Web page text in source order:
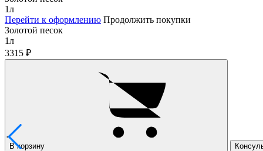
1л
Перейти к оформлению Продолжить покупки
Золотой песок
1л
3315 ₽
В корзину